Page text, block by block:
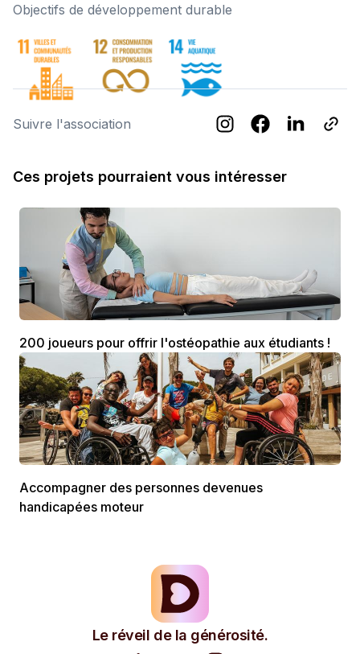
Objectifs de développement durable
Suivre l'association
Ces projets pourraient vous intéresser
200 joueurs pour offrir l'ostéopathie aux étudiants !
Accompagner des personnes devenues
handicapées moteur
Le réveil de la générosité.